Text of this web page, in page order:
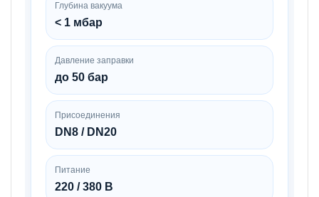
Глубина вакуума
< 1 мбар
Давление заправки
до 50 бар
Присоединения
DN8 / DN20
Питание
220 / 380 В